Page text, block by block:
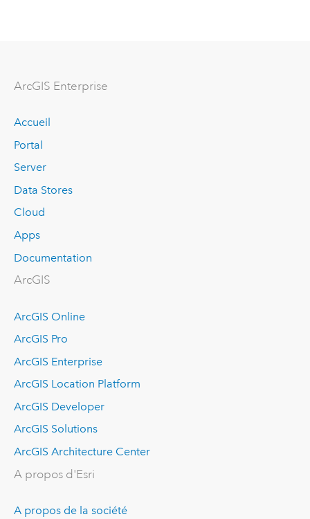
ArcGIS Enterprise
Accueil
Portal
Server
Data Stores
Cloud
Apps
Documentation
ArcGIS
ArcGIS Online
ArcGIS Pro
ArcGIS Enterprise
ArcGIS Location Platform
ArcGIS Developer
ArcGIS Solutions
ArcGIS Architecture Center
A propos d'Esri
A propos de la société